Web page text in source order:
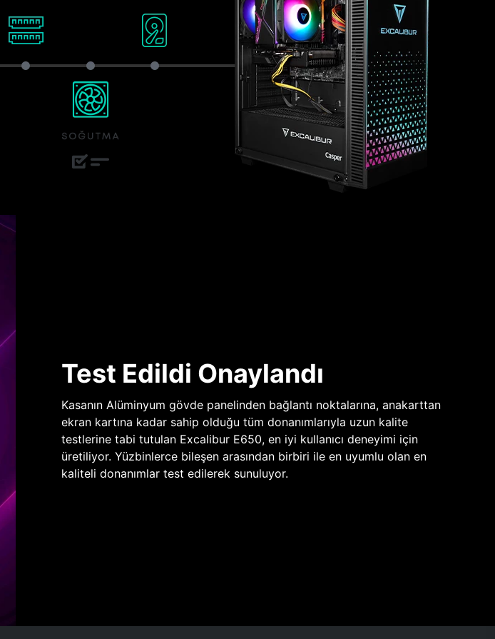
Test Edildi Onaylandı
Kasanın Alüminyum gövde panelinden bağlantı noktalarına, anakarttan
ekran kartına kadar sahip olduğu tüm donanımlarıyla uzun kalite
testlerine tabi tutulan Excalibur E650, en iyi kullanıcı deneyimi için
üretiliyor. Yüzbinlerce bileşen arasından birbiri ile en uyumlu olan en
kaliteli donanımlar test edilerek sunuluyor.